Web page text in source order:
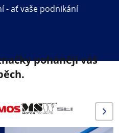
- ať vaše podnikání
pohánějí váš